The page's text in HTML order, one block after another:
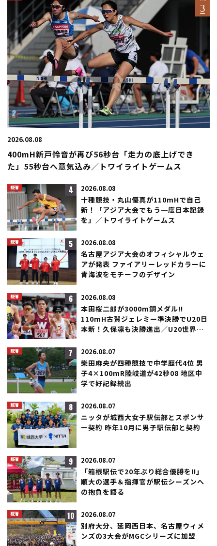
2026.08.08
400mH新戸怜音が再び56秒台「走力の底上げでき
た」55秒台へ意気込み／トワイライトゲームス
4 2026.08.08
十種競技・丸山優真が110mHで自己
新！「アジア大会でもう一度日本記録
を」／トワイライトゲームス
5 2026.08.08
名古屋アジア大会のオフィシャルウェ
アが発表 ファイアリーレッドカラーに
青海波をモチーフのデザイン
6 2026.08.08
本田桜二郎が3000m銅メダル!!
110mH古賀ジェレミー準決勝でU20日
本新！久保凛も決勝進出／U20世界選
7 2026.08.07
柴田麻央が四種競技で中学歴代4位 男
子4×100mR陸岐道が42秒08 地区中
学で好記録続出
8 2026.08.07
ニッタが城西大女子駅伝部とスポンサ
ー契約 昨年10月に男子駅伝部と契約
9 2026.08.07
「箱根駅伝で20年ぶり総合優勝を!!」
順大の選手＆指揮官が駅伝シーズンへ
の抱負を語る
10 2026.08.07
別府大分、延岡西日本、名古屋ウィメ
ンズの3大会がMGCシリーズに加盟